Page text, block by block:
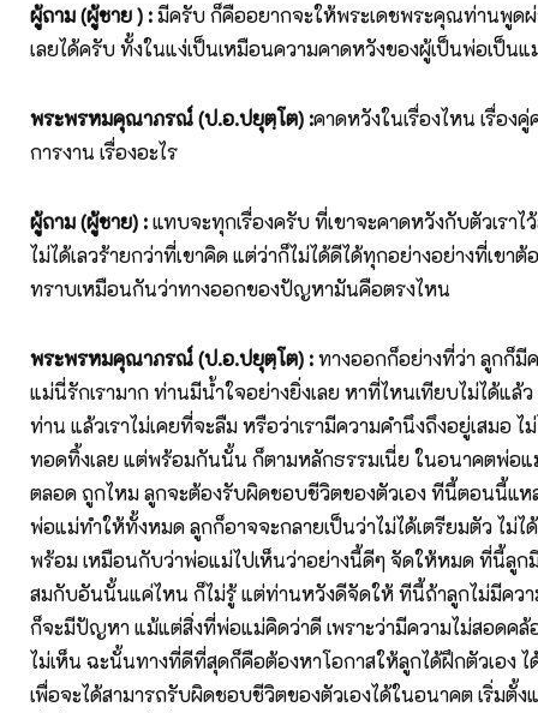
ผู้ถาม (ผู้ชาย ) :มีครับ ก็คืออยากจะให้พระเดชพระคุณท่านพูด
เลยได้ครับ ทั้งในแง่เป็นเหมือนความคาดหวังของผู้เป็นพ่อเป็นแ
พระพรหมคุณาภรณ์ (ป.อ.ปยุตฺโต) :คาดหวังในเรื่องไหน เรื่องคู่
การงาน เรื่องอะไร
ผู้ถาม (ผู้ชาย) :แทบจะทุกเรื่องครับ ที่เขาจะคาดหวังกับตัวเราไ
ไม่ได้เลวร้ายกว่าที่เขาคิด แต่ว่าก็ไม่ได้ดีได้ทุกอย่างอย่างที่เขาต้
ทราบเหมือนกันว่าทางออกของปัญหามันคือตรงไหน
พระพรหมคุณาภรณ์ (ป.อ.ปยุตฺโต) :ทางออกก็อย่างที่ว่า ลูกก็มี
แม่นี่รักเรามาก ท่านมีน้ำใจอย่างยิ่งเลย หาที่ไหนเทียบไม่ได้แล้ว
ท่าน แล้วเราไม่เคยที่จะลืม หรือว่าเรามีความคำนึงถึงอยู่เสมอ ไ
ทอดทิ้งเลย แต่พร้อมกันนั้น ก็ตามหลักธรรมเนี่ย ในอนาคตพ่อ
ตลอด ถูกไหม ลูกจะต้องรับผิดชอบชีวิตของตัวเอง ทีนี้ตอนนี้แห
พ่อแม่ทำให้ทั้งหมด ลูกก็อาจจะกลายเป็นว่าไม่ได้เตรียมตัว ไม่ไ
พร้อม เหมือนกับว่าพ่อแม่ไปเห็นว่าอย่างนี้ดีๆ จัดให้หมด ที่นี้ลูก
สมกับอันนั้นแค่ไหน ก็ไม่รู้ แต่ท่านหวังดีจัดให้ ทีนี้ถ้าลูกไม่มีคว
ก็จะมีปัญหา แม้แต่สิ่งที่พ่อแม่คิดว่าดี เพราะว่ามีความไม่สอดคล้อ
ไม่เห็น ฉะนั้นทางที่ดีที่สุดก็คือต้องหาโอกาสให้ลูกได้ฝึกตัวเอง
เพื่อจะได้สามารถรับผิดชอบชีวิตของตัวเองได้ในอนาคต เริ่มตั้